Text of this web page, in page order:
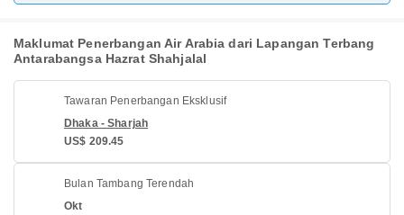
Maklumat Penerbangan Air Arabia dari Lapangan Terbang
Antarabangsa Hazrat Shahjalal
Tawaran Penerbangan Eksklusif
Dhaka - Sharjah
US$ 209.45
Bulan Tambang Terendah
Okt